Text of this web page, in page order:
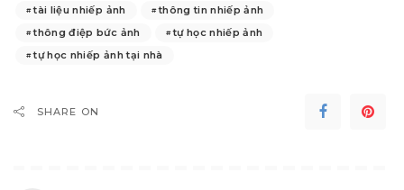
tài liệu nhiếp ảnh
thông tin nhiếp ảnh
thông điệp bức ảnh
tự học nhiếp ảnh
tự học nhiếp ảnh tại nhà
SHARE ON